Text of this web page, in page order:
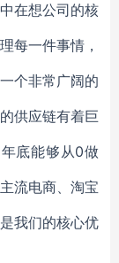
在想公司的核
每一件事情，
个非常广阔的
供应链有着巨
底能够从0做
流电商、淘宝
我们的核心优